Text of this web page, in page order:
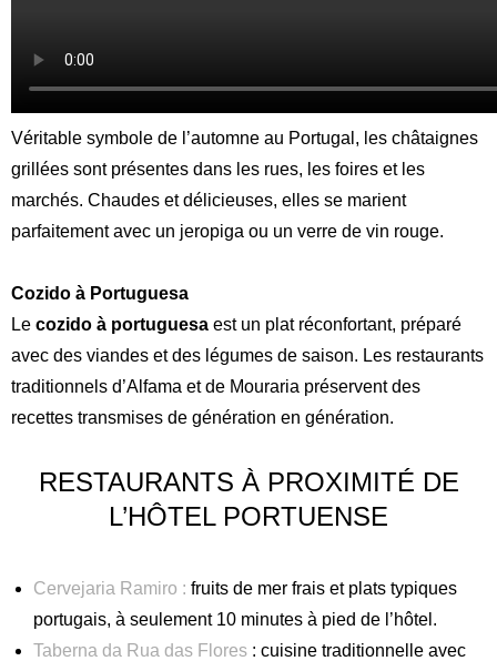
Véritable symbole de l’automne au Portugal, les châtaignes
grillées sont présentes dans les rues, les foires et les
marchés. Chaudes et délicieuses, elles se marient
parfaitement avec un jeropiga ou un verre de vin rouge.
Cozido à Portuguesa
Le cozido à portuguesa est un plat réconfortant, préparé
avec des viandes et des légumes de saison. Les restaurants
traditionnels d’Alfama et de Mouraria préservent des
recettes transmises de génération en génération.
RESTAURANTS À PROXIMITÉ DE
L’HÔTEL PORTUENSE
Cervejaria Ramiro : fruits de mer frais et plats typiques
portugais, à seulement 10 minutes à pied de l’hôtel.
Taberna da Rua das Flores : cuisine traditionnelle avec